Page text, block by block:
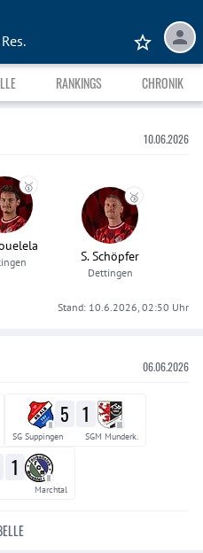
RANKINGS CHRONIK
10.06.2026
🥇
🥉
S. Schöpfer
Dettingen
Stand: 10.6.2026, 02:50 Uhr
06.06.2026
II 5 1 III
SG Suppingen SGM Munderk.
1 II
Marchtal